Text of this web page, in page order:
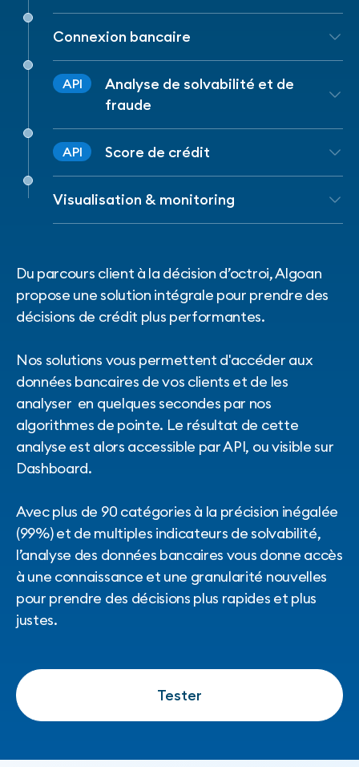
créer un parcoursclé-en main, adapté à
vos besoins.
Connexion bancaire
Transaction Data
bancaires de vos clients en toute
sécurité dans une interface optimisée
pour les cas d’usage crédit et paiement.
API
Analyse de solvabilité et de
fraude
Credit Insights
financière tandis queShield
score de fraude pour déterminer la
fiabilité d’une demande de crédit.
API
Score de crédit
score comportemental reflétant la
probabilité de défaut.
Visualisation & monitoring
visibles dans une interface unique et
personnalisable.
Du parcours client à la décision d’octroi, Algoan
propose une solution intégrale pour prendre des
décisions de crédit plus performantes.
Nos solutions vous permettent d'accéder aux
données bancaires de vos clients et de les
analyser en quelques secondes par nos
algorithmes de pointe. Le résultat de cette
analyse est alors accessible par API, ou visible sur
Dashboard.
Avec plus de 90 catégories à la précision inégalée
(99%) et de multiples indicateurs de solvabilité,
l’analyse des données bancaires vous donne accès
à une connaissance et une granularité nouvelles
pour prendre des décisions plus rapides et plus
justes.
Tester